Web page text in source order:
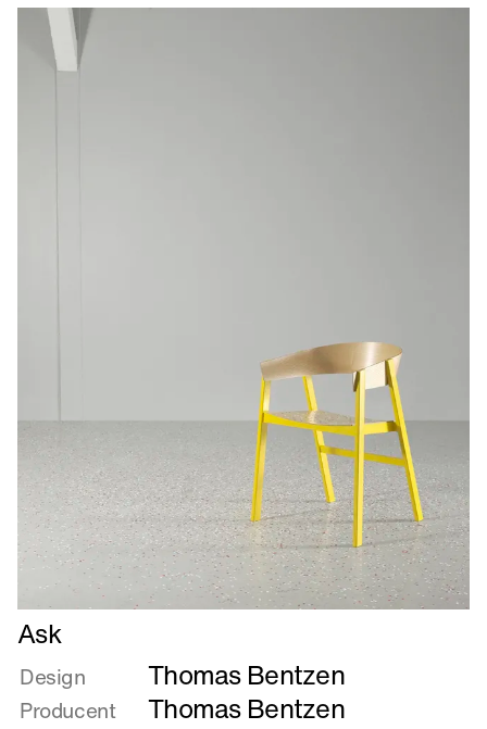
års
bedrifter
Læs
mere
om
Ask
Ask
Design Thomas Bentzen
Producent Thomas Bentzen